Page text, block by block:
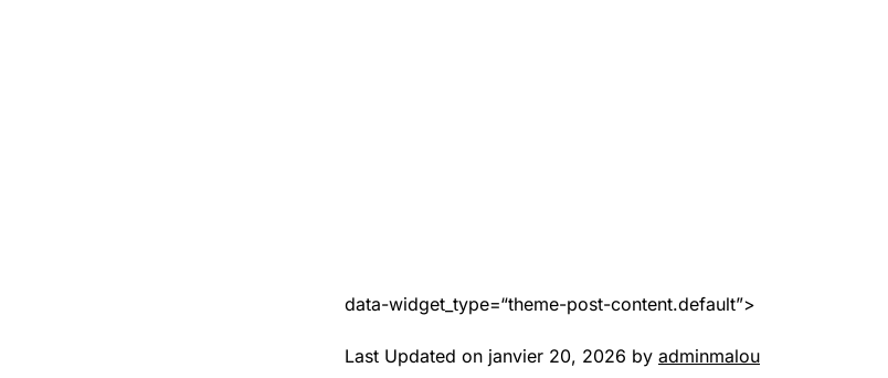
data-widget_type=“theme-post-content.default”>
Last Updated on janvier 20, 2026 by adminmalou